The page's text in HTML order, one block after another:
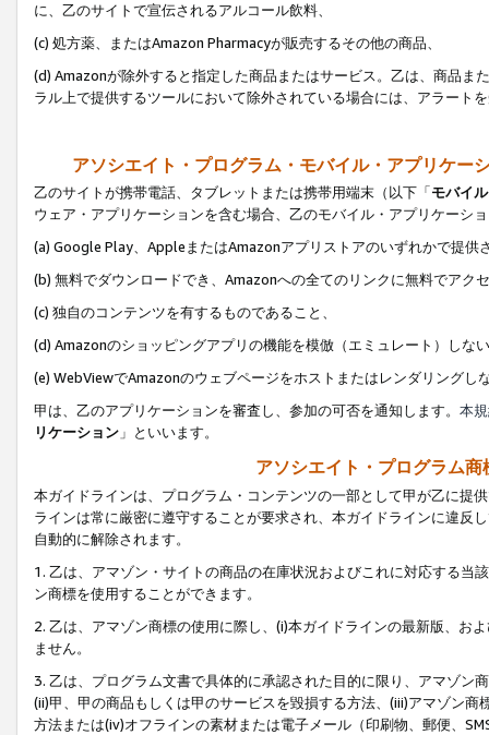
に、乙のサイトで宣伝されるアルコール飲料、
(c) 処方薬、またはAmazon Pharmacyが販売するその他の商品、
(d) Amazonが除外すると指定した商品またはサービス。乙は、商品ま
ラル上で提供するツールにおいて除外されている場合には、アラート
アソシエイト・プログラム・モバイル・アプリケー
乙のサイトが携帯電話、タブレットまたは携帯用端末（以下「モバイ
ウェア・アプリケーションを含む場合、乙のモバイル・アプリケーシ
(a) Google Play、AppleまたはAmazonアプリストアのいずれかで提供
(b) 無料でダウンロードでき、Amazonへの全てのリンクに無料でアク
(c) 独自のコンテンツを有するものであること、
(d) Amazonのショッピングアプリの機能を模倣（エミュレート）しな
(e) WebViewでAmazonのウェブページをホストまたはレンダリングし
甲は、乙のアプリケーションを審査し、参加の可否を通知します。 本
リケーション 」といいます。
アソシエイト・プログラム
本ガイドラインは、プログラム・コンテンツの一部として甲が乙に提
ラインは常に厳密に遵守することが要求され、本ガイドラインに違反
自動的に解除されます。
1. 乙は、アマゾン・サイトの商品の在庫状況およびこれに対応する
ン商標を使用することができます。
2. 乙は、アマゾン商標の使用に際し、(i)本ガイドラインの最新版、お
ません。
3. 乙は、プログラム文書で具体的に承認された目的に限り、アマゾン
(ii)甲、甲の商品もしくは甲のサービスを毀損する方法、(iii)アマゾン
方法または(iv)オフラインの素材または電子メール（印刷物、郵便、